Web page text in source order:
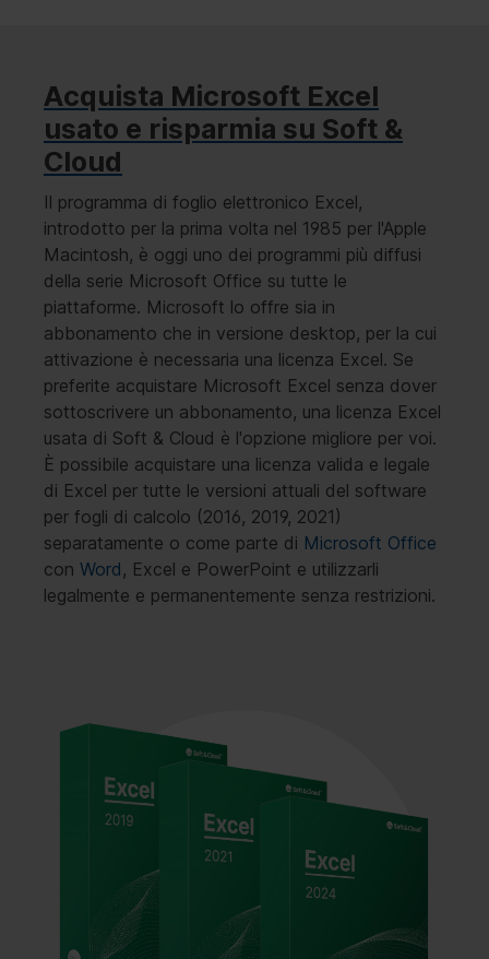
Acquista Microsoft Excel
usato e risparmia su Soft &
Cloud
Il programma di foglio elettronico Excel,
introdotto per la prima volta nel 1985 per l'Apple
Macintosh, è oggi uno dei programmi più diffusi
della serie Microsoft Office su tutte le
piattaforme. Microsoft lo offre sia in
abbonamento che in versione desktop, per la cui
attivazione è necessaria una licenza Excel. Se
preferite acquistare Microsoft Excel senza dover
sottoscrivere un abbonamento, una licenza Excel
usata di Soft & Cloud è l'opzione migliore per voi.
È possibile acquistare una licenza valida e legale
di Excel per tutte le versioni attuali del software
per fogli di calcolo (2016, 2019, 2021)
separatamente o come parte di Microsoft Office
con Word , Excel e PowerPoint e utilizzarli
legalmente e permanentemente senza restrizioni.